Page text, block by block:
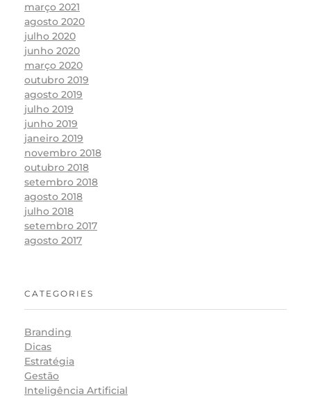
março 2021
agosto 2020
julho 2020
junho 2020
março 2020
outubro 2019
agosto 2019
julho 2019
junho 2019
janeiro 2019
novembro 2018
outubro 2018
setembro 2018
agosto 2018
julho 2018
setembro 2017
agosto 2017
CATEGORIES
Branding
Dicas
Estratégia
Gestão
Inteligência Artificial